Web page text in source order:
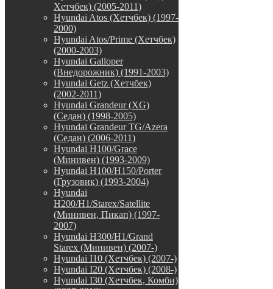
Хетчбек) (2005-2011)
Hyundai Atos (Хетчбек) (1997-
2000)
Hyundai Atos/Prime (Хетчбек)
(2000-2003)
Hyundai Galloper
(Внедорожник) (1991-2003)
Hyundai Getz (Хетчбек)
(2002-2011)
Hyundai Grandeur (XG)
(Седан) (1998-2005)
Hyundai Grandeur TG/Azera
(Седан) (2006-2011)
Hyundai H100/Grace
(Минивен) (1993-2009)
Hyundai H100/H150/Porter
(Грузовик) (1993-2004)
Hyundai
H200/H1/Starex/Satellite
(Минивен, Пикап) (1997-
2007)
Hyundai H300/H1/Grand
Starex (Минивен) (2007-)
Hyundai I10 (Хетчбек) (2007-)
Hyundai I20 (Хетчбек) (2008-)
Hyundai I30 (Хетчбек, Комби)